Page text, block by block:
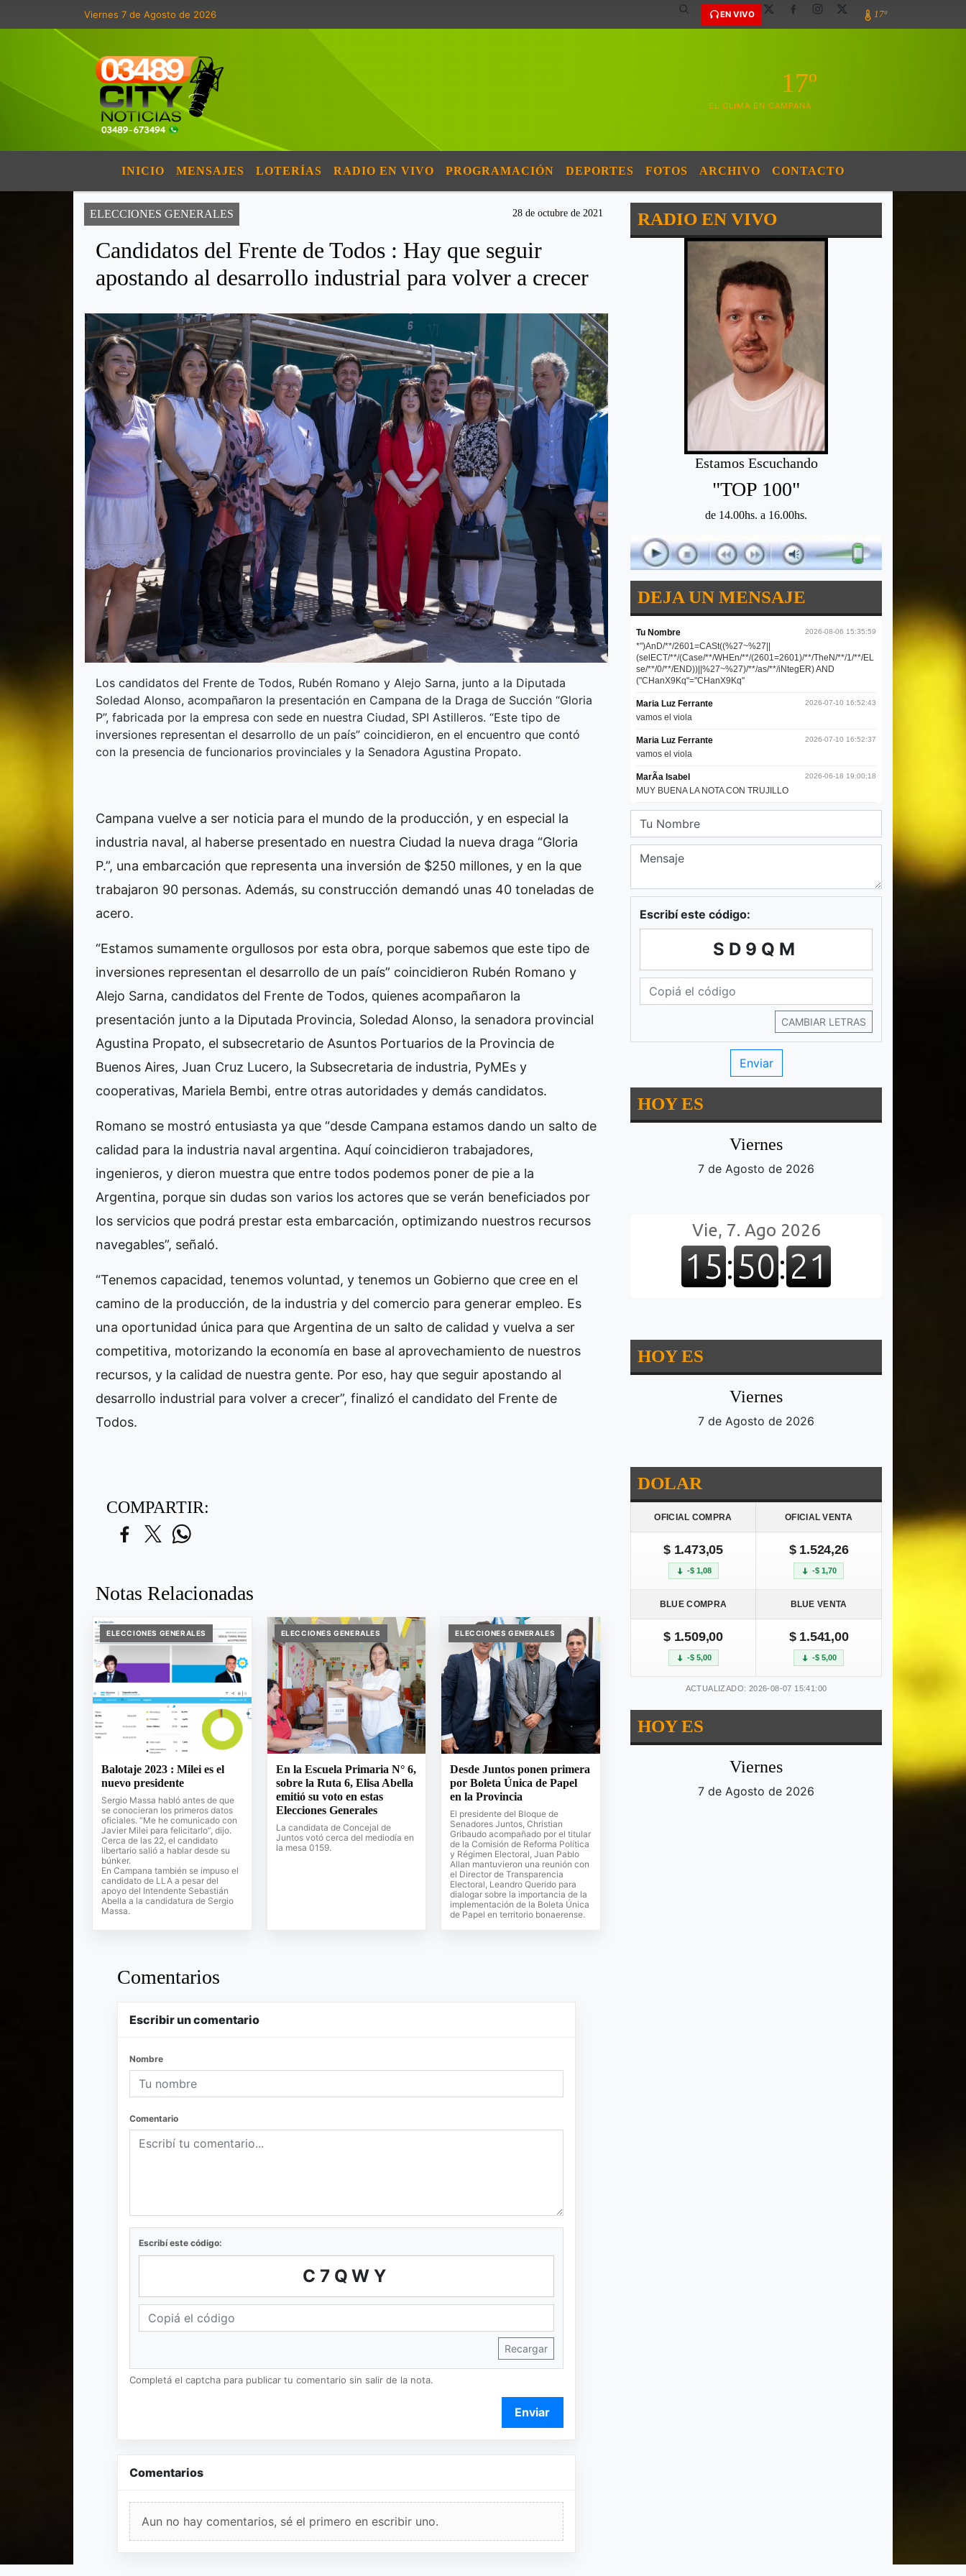
Viernes 7 de Agosto de 2026 EN VIVO 17º
17º
EL CLIMA EN CAMPANA
INICIO MENSAJES LOTERÍAS RADIO EN VIVO PROGRAMACIÓN DEPORTES FOTOS ARCHIVO CONTACTO
ELECCIONES GENERALES 28 de octubre de 2021
Candidatos del Frente de Todos : Hay que seguir
apostando al desarrollo industrial para volver a crecer
Los candidatos del Frente de Todos, Rubén Romano y Alejo Sarna, junto a la Diputada
Soledad Alonso, acompañaron la presentación en Campana de la Draga de Succión “Gloria
P”, fabricada por la empresa con sede en nuestra Ciudad, SPI Astilleros. “Este tipo de
inversiones representan el desarrollo de un país” coincidieron, en el encuentro que contó
con la presencia de funcionarios provinciales y la Senadora Agustina Propato.
Campana vuelve a ser noticia para el mundo de la producción, y en especial la
industria naval, al haberse presentado en nuestra Ciudad la nueva draga “Gloria
P.”, una embarcación que representa una inversión de $250 millones, y en la que
trabajaron 90 personas. Además, su construcción demandó unas 40 toneladas de
acero.
“Estamos sumamente orgullosos por esta obra, porque sabemos que este tipo de
inversiones representan el desarrollo de un país” coincidieron Rubén Romano y
Alejo Sarna, candidatos del Frente de Todos, quienes acompañaron la
presentación junto a la Diputada Provincia, Soledad Alonso, la senadora provincial
Agustina Propato, el subsecretario de Asuntos Portuarios de la Provincia de
Buenos Aires, Juan Cruz Lucero, la Subsecretaria de industria, PyMEs y
cooperativas, Mariela Bembi, entre otras autoridades y demás candidatos.
Romano se mostró entusiasta ya que “desde Campana estamos dando un salto de
calidad para la industria naval argentina. Aquí coincidieron trabajadores,
ingenieros, y dieron muestra que entre todos podemos poner de pie a la
Argentina, porque sin dudas son varios los actores que se verán beneficiados por
los servicios que podrá prestar esta embarcación, optimizando nuestros recursos
navegables”, señaló.
“Tenemos capacidad, tenemos voluntad, y tenemos un Gobierno que cree en el
camino de la producción, de la industria y del comercio para generar empleo. Es
una oportunidad única para que Argentina de un salto de calidad y vuelva a ser
competitiva, motorizando la economía en base al aprovechamiento de nuestros
recursos, y la calidad de nuestra gente. Por eso, hay que seguir apostando al
desarrollo industrial para volver a crecer”, finalizó el candidato del Frente de
Todos.
COMPARTIR:
Notas Relacionadas
ELECCIONES GENERALES
Balotaje 2023 : Milei es el
nuevo presidente
Sergio Massa habló antes de que
se conocieran los primeros datos
oficiales. “Me he comunicado con
Javier Milei para felicitarlo”, dijo.
Cerca de las 22, el candidato
libertario salió a hablar desde su
búnker.
En Campana también se impuso el
candidato de LLA a pesar del
apoyo del Intendente Sebastián
Abella a la candidatura de Sergio
Massa.
ELECCIONES GENERALES
En la Escuela Primaria N° 6,
sobre la Ruta 6, Elisa Abella
emitió su voto en estas
Elecciones Generales
La candidata de Concejal de
Juntos votó cerca del mediodía en
la mesa 0159.
ELECCIONES GENERALES
Desde Juntos ponen primera
por Boleta Única de Papel
en la Provincia
El presidente del Bloque de
Senadores Juntos, Christian
Gribaudo acompañado por el titular
de la Comisión de Reforma Política
y Régimen Electoral, Juan Pablo
Allan mantuvieron una reunión con
el Director de Transparencia
Electoral, Leandro Querido para
dialogar sobre la importancia de la
implementación de la Boleta Única
de Papel en territorio bonaerense.
Comentarios
Escribir un comentario
Nombre
Comentario
Escribí este código:
C7QWY
Recargar
Completá el captcha para publicar tu comentario sin salir de la nota.
Enviar
Comentarios
Aun no hay comentarios, sé el primero en escribir uno.
RADIO EN VIVO
Estamos Escuchando
"TOP 100"
de 14.00hs. a 16.00hs.
DEJA UN MENSAJE
Escribí este código:
SD9QM
CAMBIAR LETRAS
HOY ES
Viernes
7 de Agosto de 2026
HOY ES
Viernes
7 de Agosto de 2026
DOLAR
OFICIAL COMPRA OFICIAL VENTA
$ 1.473,05
-$ 1,08
$ 1.524,26
-$ 1,70
BLUE COMPRA BLUE VENTA
$ 1.509,00
-$ 5,00
$ 1.541,00
-$ 5,00
ACTUALIZADO: 2026-08-07 15:41:00
HOY ES
Viernes
7 de Agosto de 2026